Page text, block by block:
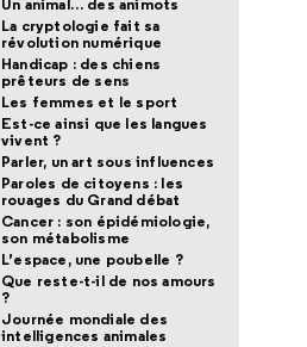
Un animal… des animots
La cryptologie fait sa
révolution numérique
Handicap : des chiens
prêteurs de sens
Les femmes et le sport
Est-ce ainsi que les langues
vivent ?
Parler, un art sous influences
Paroles de citoyens : les
rouages du Grand débat
Cancer : son épidémiologie,
son métabolisme
L’espace, une poubelle ?
Que reste-t-il de nos amours
?
Journée mondiale des
intelligences animales